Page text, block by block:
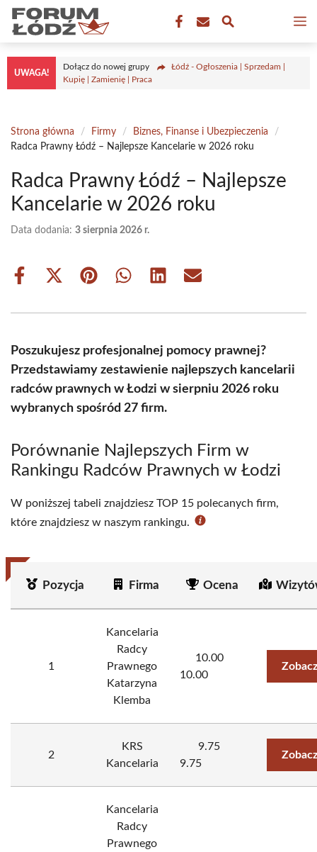
Przejdź
treści
UWAGA!
Dołącz do nowej grupy
Łódź - Ogłoszenia | Sprzedam |
Kupię | Zamienię | Praca
Strona główna / Firmy / Biznes, Finanse i Ubezpieczenia
/
Radca Prawny Łódź – Najlepsze Kancelarie w 2026 roku
Radca Prawny Łódź – Najlepsze
Kancelarie w 2026 roku
Data dodania: 3 sierpnia 2026 r.
Share
Share
(Twitter)
Share Share Share Share
Poszukujesz profesjonalnej pomocy prawnej?
Przedstawiamy zestawienie najlepszych kancelarii
radców prawnych w Łodzi w sierpniu 2026 roku
wybranych spośród 27 firm.
Porównanie Najlepszych Firm w
Rankingu Radców Prawnych w Łodzi
W poniższej tabeli znajdziesz TOP 15 polecanych firm,
które znajdziesz w naszym rankingu.
Pozycja Firma Ocena
1
Kancelaria
Radcy
Prawnego
Katarzyna
Klemba
10.00
10.00
2
KRS
Kancelaria
9.75
9.75
Kancelaria
Radcy
Prawnego